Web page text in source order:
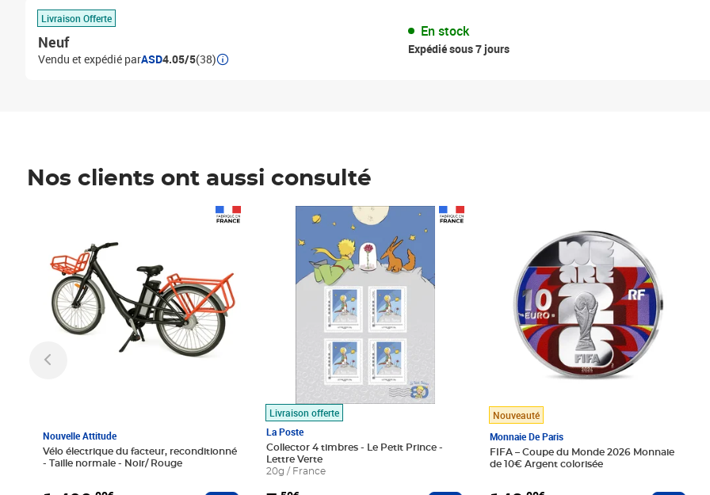
Livraison Offerte
Neuf
Vendu et expédié parASD4.05/5(38)
En stock
Expédié sous 7 jours
Nos clients ont aussi consulté
Nouvelle Attitude
Vélo électrique du facteur, reconditionné
- Taille normale - Noir/ Rouge
Livraison offerte
La Poste
Collector 4 timbres - Le Petit Prince -
Lettre Verte
20g / France
Prix 7,50€
Nouveauté
Monnaie De Paris
FIFA – Coupe du Monde 2026 Monnaie
de 10€ Argent colorisée